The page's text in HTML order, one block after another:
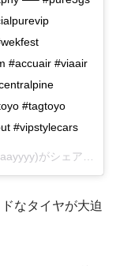
#accuair #viaair
#tagtoyo
#vipstylecars
がシェアした投稿 –
なタイヤが大迫